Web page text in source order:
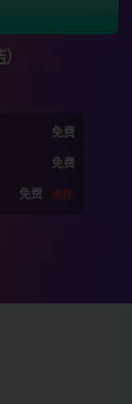
免费
免费
免费 推荐